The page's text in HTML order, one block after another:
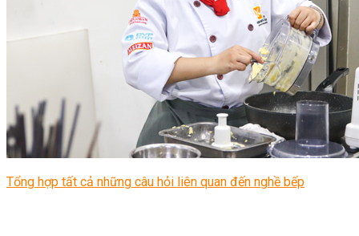
Tổng hợp tất cả những câu hỏi liên quan đến nghề bếp